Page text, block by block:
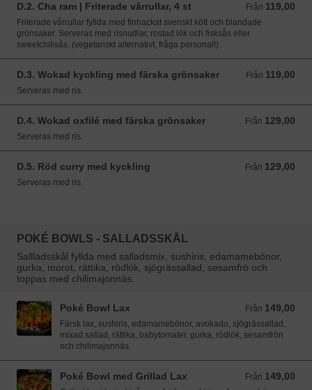
D.2. Cha ram | Friterade vårrullar, 4 st Från 119,00
Från 119,00 SEK
Friterade vårrullar fyllda med finhackat svenskt kött och blandade
grönsaker. Serveras med risnudlar, rostad lök och fisksås eller
sweetchilisås. (vegetariskt alternativt, fråga personal!).
D.3. Wokad kyckling med färska grönsaker Från 119,00
Från 119,00 SEK
Serveras med ris.
D.4. Wokad oxfilé med färska grönsaker Från 129,00
Från 129,00 SEK
Serveras med ris.
D.5. Röd curry med kyckling Från 129,00
Från 129,00 SEK
Serveras med ris.
POKÉ BOWLS - SALLADSSKÅL
Sallladsskål fyllda med salladsmix, sushiris, edamamebönor,
gurka, morot, rättika, rödlök, sjögrässallad, sesamfrö och
toppas med chilimajonnäs.
Poké Bowl Lax Från 149,00
Från 149,00 SEK
Färsk lax, sushiris, edamamebönor, avokado, sjögrässallad,
mixad sallad, rättika, babytomater, gurka, rödlök, sesamfrön
och chilimajonnäs.
Poké Bowl med Grillad Lax Från 149,00
Från 149,00 SEK